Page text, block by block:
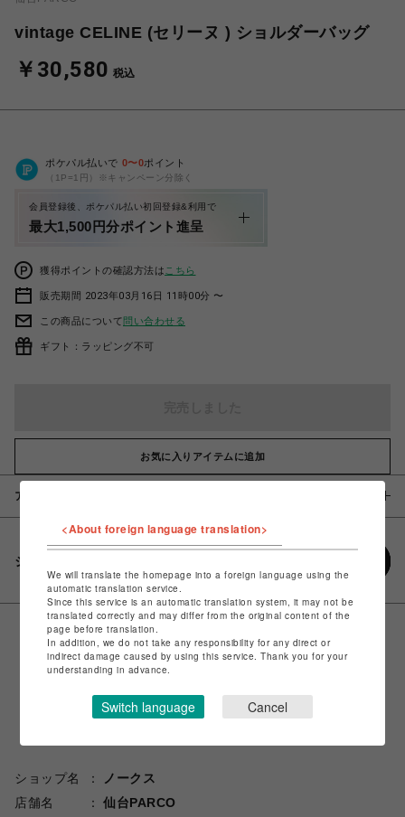
vintage CELINE (セリーヌ ) ショルダーバッグ
￥30,580 税込
ポケパル払いで 0〜0ポイント
（1P=1円）※キャンペーン分除く
会員登録後、ポケパル払い初回登録&利用で
最大1,500円分ポイント進呈
獲得ポイントの確認方法は こちら
販売期間 2023年03月16日 11時00分 〜
この商品について問い合わせる
ギフト：ラッピング不可
お気に入りアイテムに追加
アイテム説明 / 素材
シェアする
ショップ名
ノークス
店舗名
仙台PARCO
<About foreign language translation>
We will translate the homepage into a foreign language using the
automatic translation service.
Since this service is an automatic translation system, it may not be
translated correctly and may differ from the original content of the
page before translation.
In addition, we do not take any responsibility for any direct or
indirect damage caused by using this service. Thank you for your
understanding in advance.
Switch language Cancel